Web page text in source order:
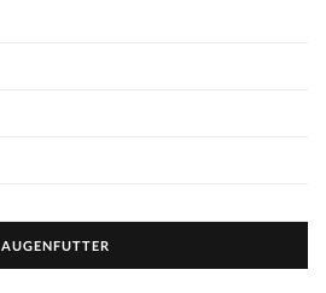
AUGENFUTTER